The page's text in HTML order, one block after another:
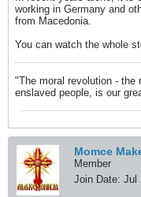
working in Germany and
from Macedonia.
You can watch the whole
"The moral revolution - the
enslaved people, is our
Momce
Member
Join Date: Jul